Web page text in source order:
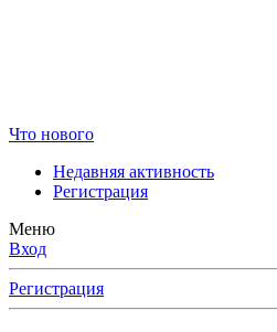
Что нового
Недавняя активность
Регистрация
Меню
Вход
Регистрация